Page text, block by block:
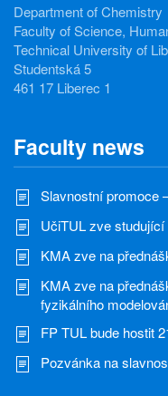
Department of Chemistry
Faculty of Science,
Technical University of
Studentská 5
461 17 Liberec 1
Faculty news
Slavnostní promoce
UčiTUL zve
KMA zve na
KMA zve na
fyzikálního
FP TUL bude hostit
Pozvánka na